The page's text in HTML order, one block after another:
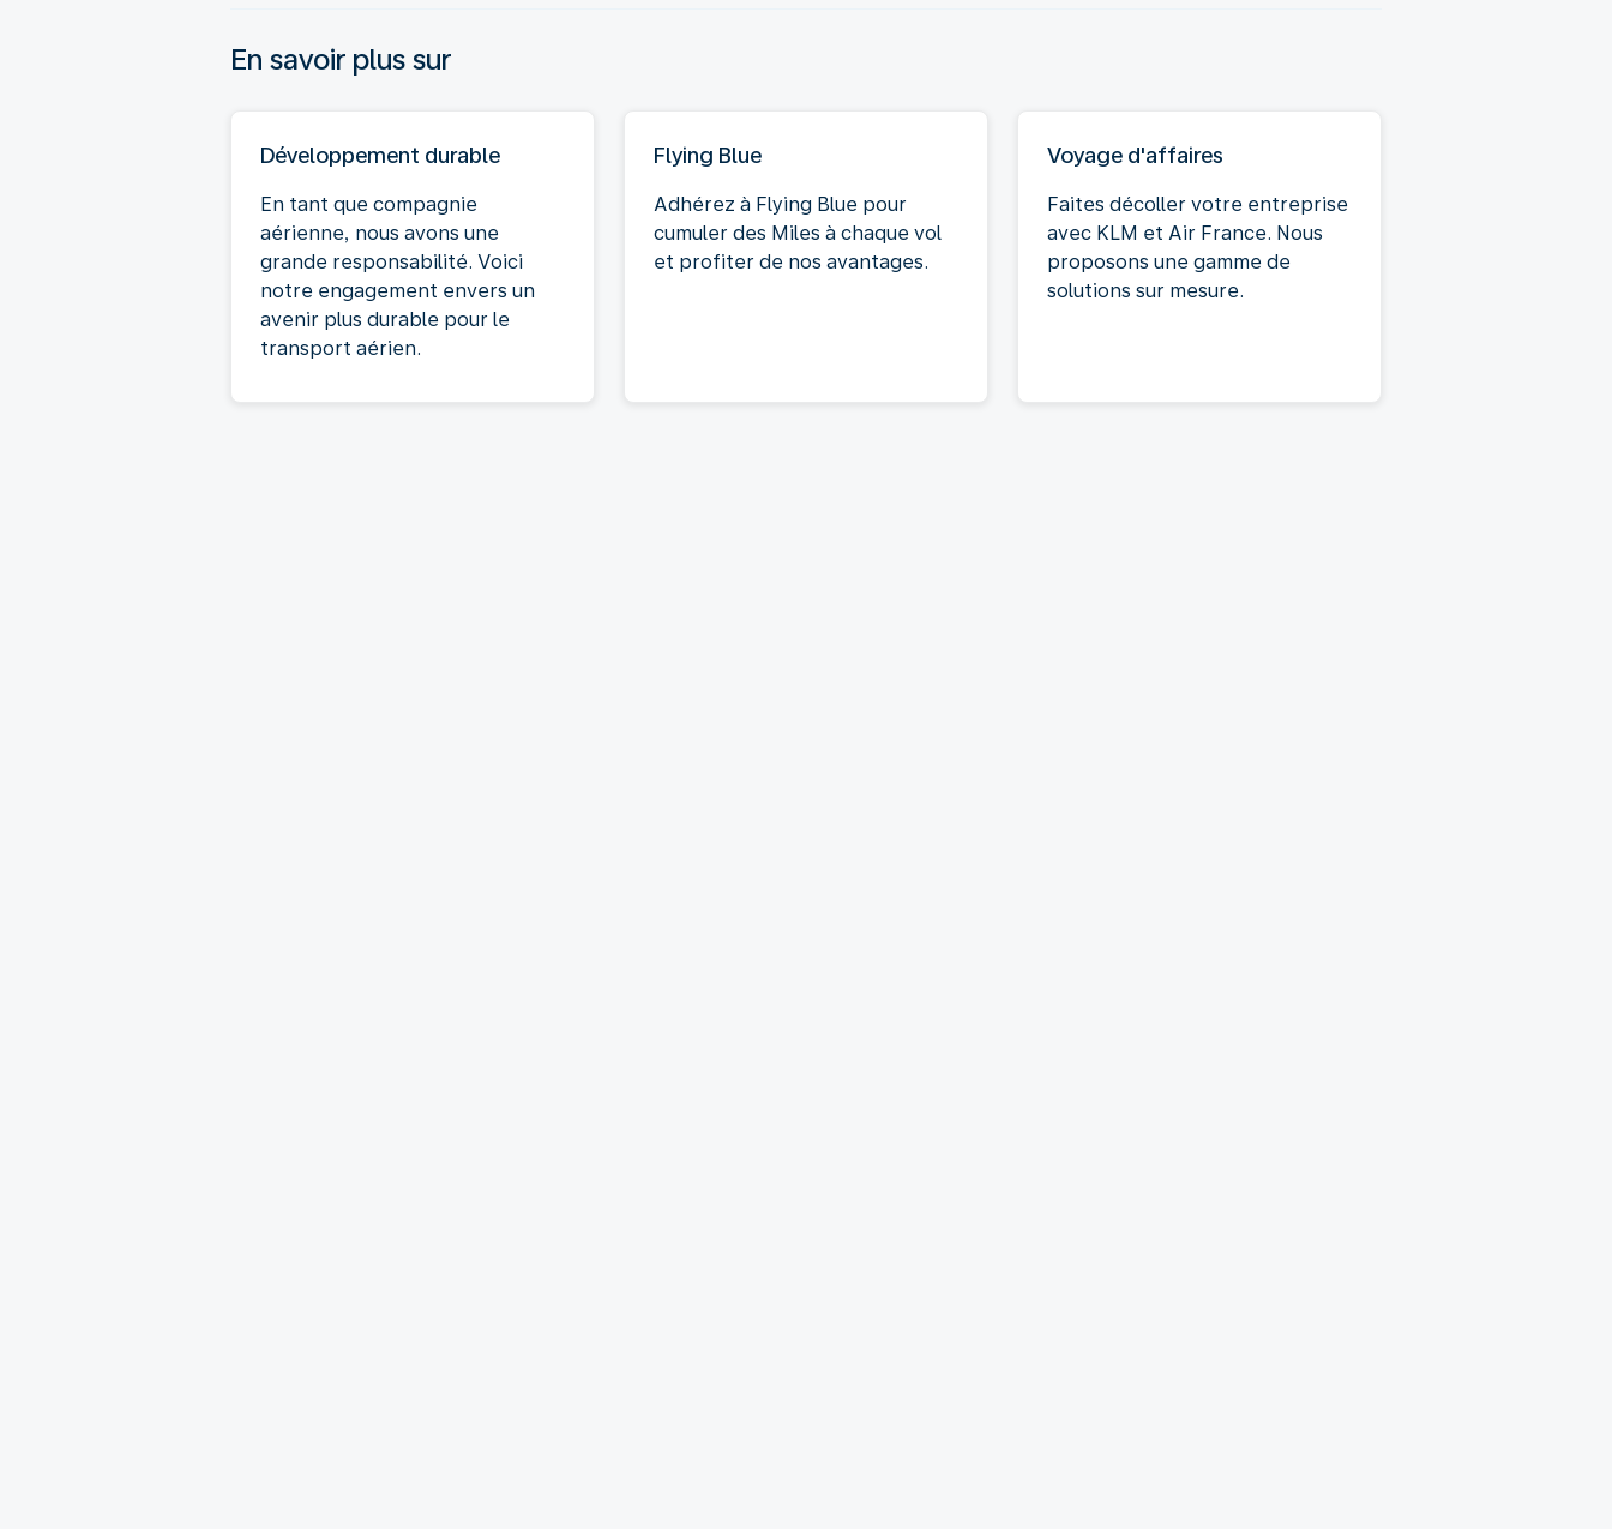
En savoir plus sur
Développement durable
En tant que compagnie
aérienne, nous avons une
grande responsabilité. Voici
notre engagement envers un
avenir plus durable pour le
transport aérien.
Flying Blue
Adhérez à Flying Blue pour
cumuler des Miles à chaque vol
et profiter de nos avantages.
Voyage d'affaires
Faites décoller votre entreprise
avec KLM et Air France. Nous
proposons une gamme de
solutions sur mesure.